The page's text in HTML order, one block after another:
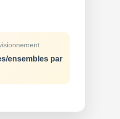
ensembles par